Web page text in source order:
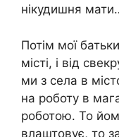
нікудишня
Потім мої
місті, і від
ми з села в
на роботу в
роботою. То
влаштовує, то